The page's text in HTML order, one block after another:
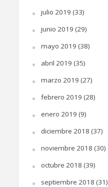
julio 2019 (33)
junio 2019 (29)
mayo 2019 (38)
abril 2019 (35)
marzo 2019 (27)
febrero 2019 (28)
enero 2019 (9)
diciembre 2018 (37)
noviembre 2018 (30)
octubre 2018 (39)
septiembre 2018 (31)